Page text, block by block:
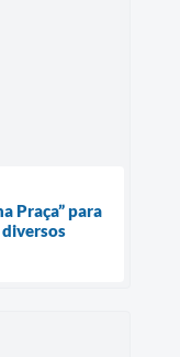
Praça” para
diversos